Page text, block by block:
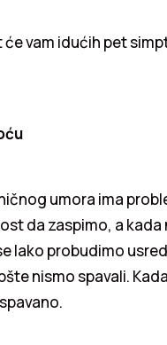
vam idućih pet
umora ima
da zaspimo, a kada
lako probudimo
nismo spavali.